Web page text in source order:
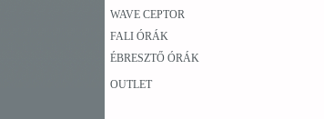
WAVE CEPTOR
FALI ÓRÁK
ÉBRESZTŐ ÓRÁK
OUTLET